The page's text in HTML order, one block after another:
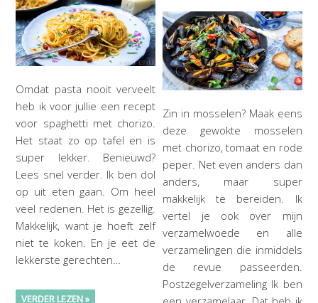
Omdat pasta nooit verveelt
heb ik voor jullie een recept
voor spaghetti met chorizo.
Het staat zo op tafel en is
super lekker. Benieuwd?
Lees snel verder. Ik ben dol
op uit eten gaan. Om heel
veel redenen. Het is gezellig.
Makkelijk, want je hoeft zelf
niet te koken. En je eet de
lekkerste gerechten…
VERDER LEZEN »
Zin in mosselen? Maak eens
deze gewokte mosselen
met chorizo, tomaat en rode
peper. Net even anders dan
anders, maar super
makkelijk te bereiden. Ik
vertel je ook over mijn
verzamelwoede en alle
verzamelingen die inmiddels
de revue passeerden.
Postzegelverzameling Ik ben